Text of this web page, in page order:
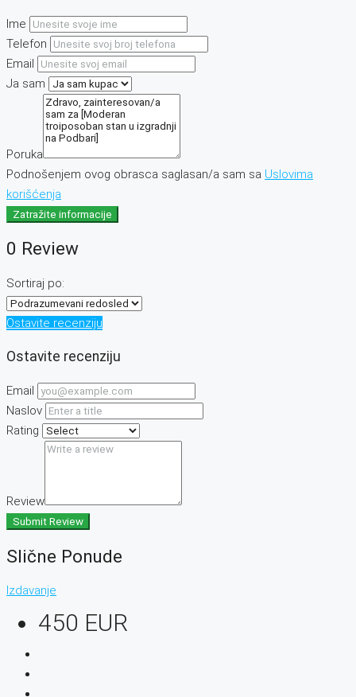
Ime
Telefon
Email
Ja sam
Poruka
Podnošenjem ovog obrasca saglasan/a sam sa Uslovima
korišćenja
Zatražite informacije
0 Review
Sortiraj po:
Ostavite recenziju
Ostavite recenziju
Email
Naslov
Rating
Review
Submit Review
Slične Ponude
Izdavanje
450 EUR